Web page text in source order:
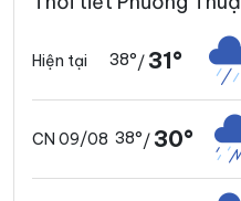
Hiện tại 38°/31°
CN 09/08 38°/30°